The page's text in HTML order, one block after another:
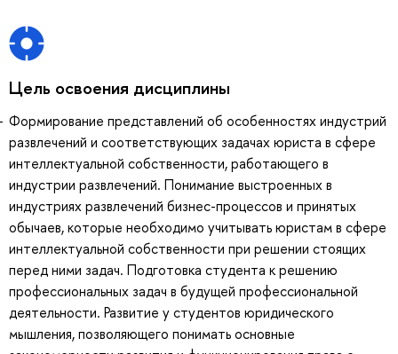
Цель освоения дисциплины
Формирование представлений об особенностях индустрий
развлечений и соответствующих задачах юриста в сфере
интеллектуальной собственности, работающего в
индустрии развлечений. Понимание выстроенных в
индустриях развлечений бизнес-процессов и принятых
обычаев, которые необходимо учитывать юристам в сфере
интеллектуальной собственности при решении стоящих
перед ними задач. Подготовка студента к решению
профессиональных задач в будущей профессиональной
деятельности. Развитие у студентов юридического
мышления, позволяющего понимать основные